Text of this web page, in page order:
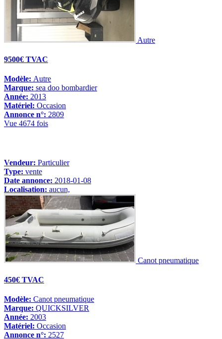
Autre
9500€ TVAC
Modèle: Autre
Marque: sea doo bombardier
Année: 2013
Matériel: Occasion
Annonce n°: 2809
Vue 4674 fois
Vendeur: Particulier
Type: vente
Date annonce: 2018-01-08
Localisation: aucun,
Canot pneumatique
450€ TVAC
Modèle: Canot pneumatique
Marque: QUICKSILVER
Année: 2003
Matériel: Occasion
Annonce n°: 2527